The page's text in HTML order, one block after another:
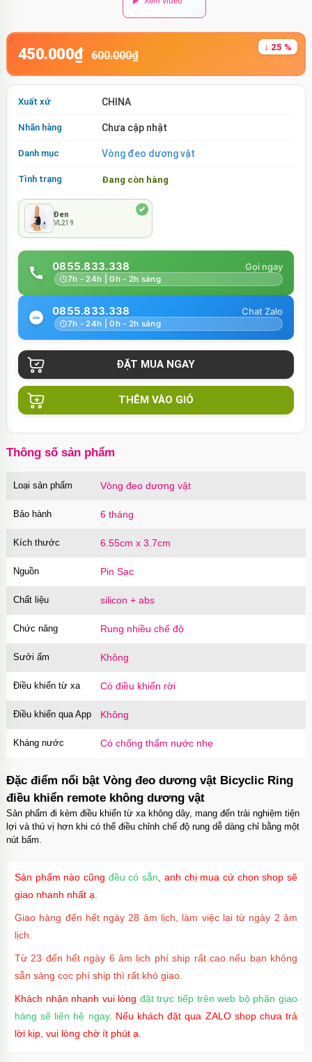
450.000₫ 600.000₫
↓ 25 %
Xuất xứ CHINA
Nhãn hàng Chưa cập nhật
Danh mục Vòng đeo dương vật
Tình trạng Đang còn hàng
Đen
VL219
0855.833.338
7h - 24h | 0h - 2h sáng
0855.833.338
7h - 24h | 0h - 2h sáng
THÊM VÀO GIỎ
Thông số sản phẩm
Loại sản phẩm Vòng đeo dương vật
Bảo hành 6 tháng
Kích thước 6.55cm x 3.7cm
Nguồn Pin Sạc
Chất liệu silicon + abs
Chức năng Rung nhiều chế độ
Sưởi ấm Không
Điều khiển từ xa Có điều khiển rời
Điều khiển qua App Không
Kháng nước Có chống thấm nước nhẹ
Đặc điểm nổi bật Vòng đeo dương vật Bicyclic Ring
điều khiển remote không dương vật
Sản phẩm đi kèm điều khiển từ xa không dây, mang đến trải nghiệm tiện
lợi và thú vị hơn khi có thể điều chỉnh chế độ rung dễ dàng chỉ bằng một
nút bấm.
Sản phẩm nào cũng đều có sẵn , anh chị mua cứ chọn shop sẽ
giao nhanh nhất ạ.
Giao hàng đến hết ngày 28 âm lịch, làm việc lại từ ngày 2 âm
lịch.
Từ 23 đến hết ngày 6 âm lịch phí ship rất cao nếu bạn không
sẵn sàng cọc phí ship thì rất khó giao.
Khách nhận nhanh vui lòng đặt trực tiếp trên web bộ phận giao
hàng sẽ liên hệ ngay. Nếu khách đặt qua ZALO shop chưa trả
lời kịp, vui lòng chờ ít phút ạ.